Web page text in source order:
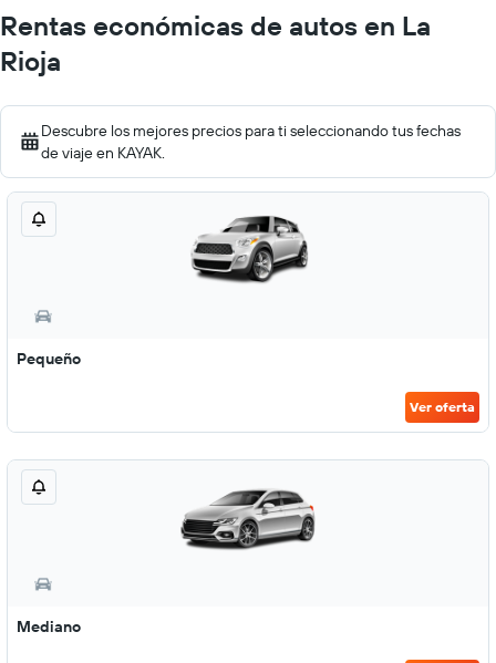
Rentas económicas de autos en La
Rioja
Descubre los mejores precios para ti seleccionando tus fechas
de viaje en KAYAK.
Pequeño
Ver oferta
Mediano